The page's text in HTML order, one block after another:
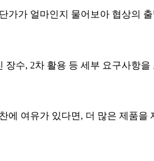
단가가 얼마인지 물어보아 협상의
장수, 2차 활용 등 세부 요구사항
에 여유가 있다면, 더 많은 제품을